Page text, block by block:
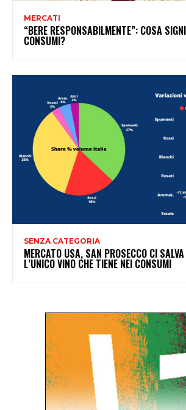
MERCATI
“BERE RESPONSABILMENTE”: COSA
CONSUMI?
SENZA CATEGORIA
MERCATO USA, SAN PROSECCO CI
L’UNICO VINO CHE TIENE NEI CONSUMI